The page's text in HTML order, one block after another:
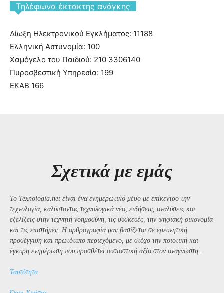
Tηλέφωνα έκτακτης ανάγκης
Δίωξη Ηλεκτρονικού Εγκλήματος: 11188
Ελληνική Αστυνομία: 100
Χαμόγελο του Παιδιού: 210 3306140
Πυροσβεστική Υπηρεσία: 199
ΕΚΑΒ 166
Σχετικά με εμάς
Το Texnologia.net είναι ένα ενημερωτικό μέσο με επίκεντρο την
τεχνολογία, καλύπτοντας τεχνολογικά νέα, ειδήσεις, αναλύσεις και
εξελίξεις στην τεχνητή νοημοσύνη, τις συσκευές, την ψηφιακή οικονομία
και τις επιστήμες. Η αρθρογραφία μας βασίζεται σε ερευνητική
προσέγγιση και πρωτότυπο περιεχόμενο, με στόχο την ποιοτική και
έγκυρη ενημέρωση που προσθέτει ουσιαστική αξία στον αναγνώστη..
Ταυτότητα